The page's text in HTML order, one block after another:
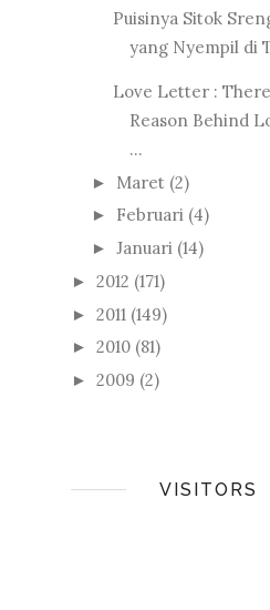
Puisinya Sitok
yang Nyempil di
Love Letter :
Reason Behind
...
► Maret (2)
► Februari (4)
► Januari (14)
► 2012 (171)
► 2011 (149)
► 2010 (81)
► 2009 (2)
VISITORS